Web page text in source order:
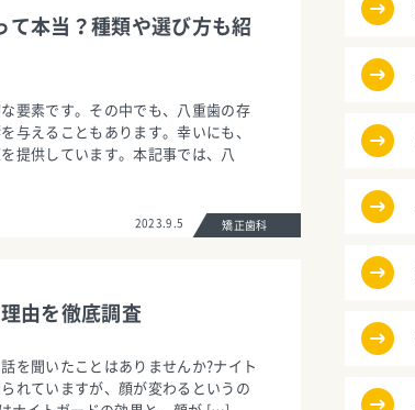
て本当？種類や選び方も紹
要素です。その中でも、八重歯の存
与えることもあります。幸いにも、
提供しています。本記事では、八
2023.9.5 矯正歯科
由を徹底調査
を聞いたことはありませんか?ナイト
れていますが、顔が変わるというの